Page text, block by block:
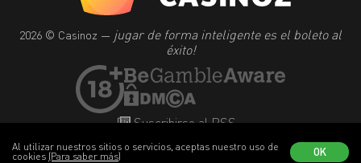
2026 © Casinoz — jugar de forma inteligente es el boleto al
éxito!
Suscribirse al RSS
Al utilizar nuestros sitios o servicios, aceptas nuestro uso de
cookies (Para saber más) OK